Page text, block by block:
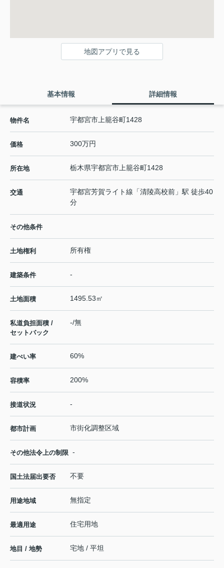
地図アプリで見る
基本情報 詳細情報
物件名 宇都宮市上籠谷町1428
価格 300万円
所在地 栃木県宇都宮市 上籠谷町1428
交通 宇都宮芳賀ライト線 「清陵高校前 」駅 徒歩40
分
その他条件
土地権利 所有権
建築条件 -
土地面積 1495.53㎡
私道負担面積 /
セットバック
-/無
建ぺい率 60%
容積率 200%
接道状況 -
都市計画 市街化調整区域
その他法令上の制限 -
国土法届出要否 不要
用途地域 無指定
最適用途 住宅用地
地目 / 地勢 宅地 / 平坦